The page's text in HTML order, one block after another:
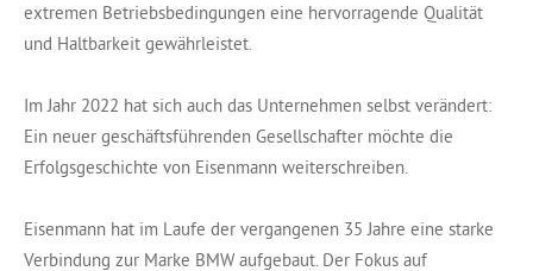
extremen Betriebsbedingungen eine hervorragende Qualität
und Haltbarkeit gewährleistet.
Im Jahr 2022 hat sich auch das Unternehmen selbst verändert:
Ein neuer geschäftsführenden Gesellschafter möchte die
Erfolgsgeschichte von Eisenmann weiterschreiben.
Eisenmann hat im Laufe der vergangenen 35 Jahre eine starke
Verbindung zur Marke BMW aufgebaut. Der Fokus auf